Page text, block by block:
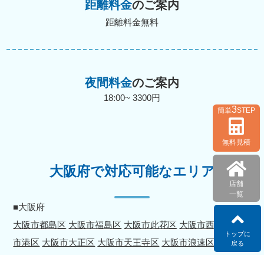
距離料金のご案内
距離料金無料
夜間料金のご案内
18:00~ 3300円
大阪府で対応可能なエリア
■大阪府
大阪市都島区 大阪市福島区 大阪市此花区 大阪市西区
大阪
市港区 大阪市大正区 大阪市天王寺区 大阪市浪速区 大阪市
簡単3STEP
無料見積
店舗
一覧
トップに
戻る